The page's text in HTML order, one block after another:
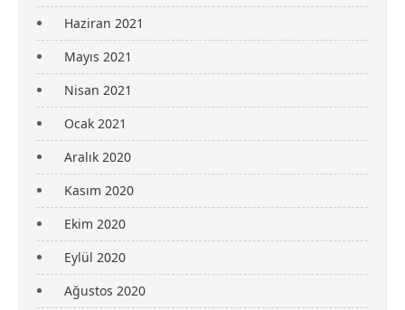
Haziran 2021
Mayıs 2021
Nisan 2021
Ocak 2021
Aralık 2020
Kasım 2020
Ekim 2020
Eylül 2020
Ağustos 2020